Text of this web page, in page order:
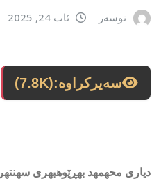
نوسەر ئاب 24, 2025
سەیرکراوە:(7.8K)
دیاری محهمهد بهڕێوهبهری